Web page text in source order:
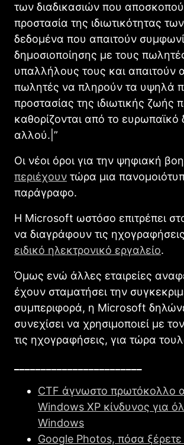
των διαδικασιών που
προστασία της ιδιωτικότητας
δεδομένα που απαιτούν
δημοσιοποίησης με τους
υπαλλήλους τους και απαιτούν
πωλητές να πληρούν τα υψηλά
προστασίας της ιδιωτικής ζωής
καθορίζονται από το ευρωπαϊκό
αλλού.|”
Οι νέοι όροι για την ψηφιακή
περιέχουν τώρα μια
παράγραφο.
Η Microsoft ωστόσο επιτρέπει
να διαγράφουν τις
ειδικό ηλεκτρονικό εργαλείο.
Όμως ενώ άλλες εταιρείες
έχουν σταματήσει την
συμπεριφορά, η Microsoft
συνεχίσει να χρησιμοποιεί με
τις ηχογραφήσεις, για τώρα
CTF άγνωστο πρωτόκολλο
Windows XP κίνδυνος για
Windows
Google Photos, πόσα ξέρετε